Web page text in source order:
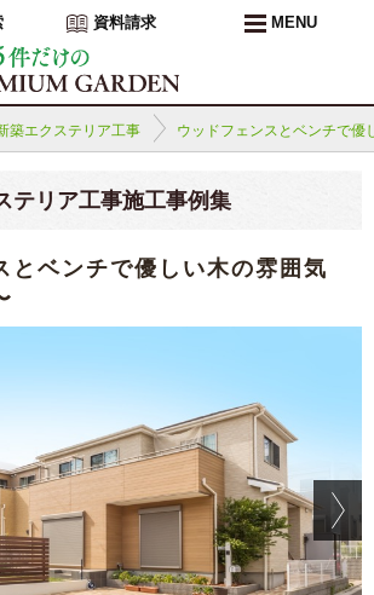
資料請求 MENU
築エクステリア工事 ウッドフェンスとベンチで優
テリア工事施工事例集
とベンチで優しい木の雰囲気